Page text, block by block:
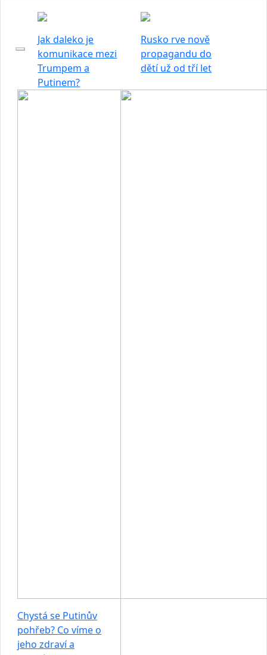
Jak daleko je
komunikace mezi
Trumpem a
Putinem?
Rusko rve nově
propagandu do
dětí už od tří let
Chystá se Putinův
pohřeb? Co víme o
jeho zdraví a